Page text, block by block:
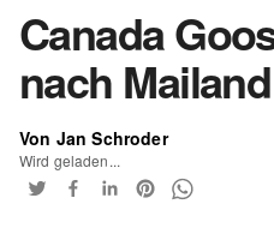
Canada
nach
Von Jan Schroder
Wird geladen...